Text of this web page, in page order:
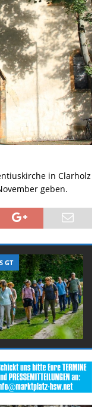
in Clarholz
geben.
GT